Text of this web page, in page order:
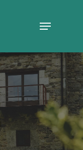
Menu
Menu